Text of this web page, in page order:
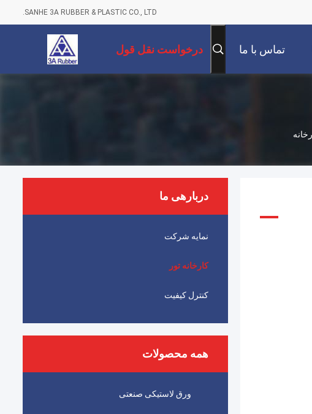
SANHE 3A RUBBER & PLASTIC CO., LTD.
تماس با ما درخواست نقل قول
دربارهی ما
نمایه شرکت
کارخانه تور
کنترل کیفیت
همه محصولات
ورق لاستیکی صنعتی